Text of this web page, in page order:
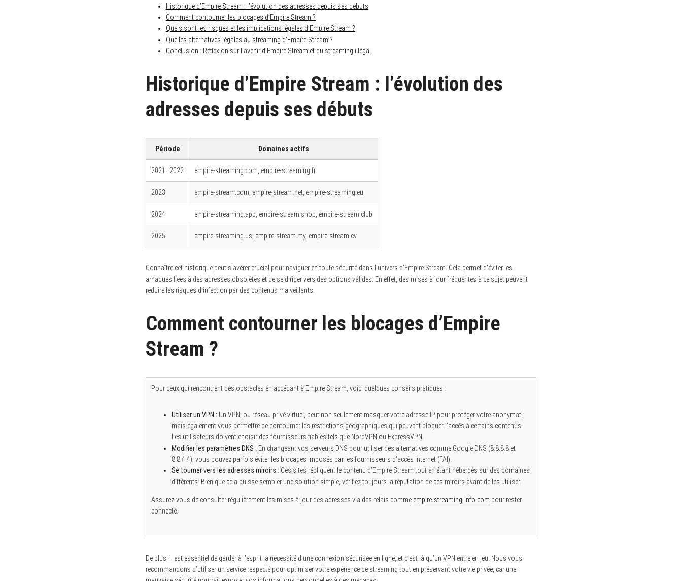
Historique d’Empire Stream : l’évolution des adresses depuis ses débuts
Comment contourner les blocages d’Empire Stream ?
Quels sont les risques et les implications légales d’Empire Stream ?
Quelles alternatives légales au streaming d’Empire Stream ?
Conclusion : Réflexion sur l’avenir d’Empire Stream et du streaming illégal
Historique d’Empire Stream : l’évolution des
adresses depuis ses débuts
Période Domaines actifs
2021–2022 empire-streaming.com, empire-streaming.fr
2023 empire-stream.com, empire-stream.net, empire-streaming.eu
2024 empire-streaming.app, empire-stream.shop, empire-stream.club
2025 empire-streaming.us, empire-stream.my, empire-stream.cv
Connaître cet historique peut s’avérer crucial pour naviguer en toute sécurité dans l’univers d’Empire Stream. Cela permet d’éviter les
arnaques liées à des adresses obsolètes et de se diriger vers des options valides. En effet, des mises à jour fréquentes à ce sujet peuvent
réduire les risques d’infection par des contenus malveillants.
Comment contourner les blocages d’Empire
Stream ?
Pour ceux qui rencontrent des obstacles en accédant à Empire Stream, voici quelques conseils pratiques :
Utiliser un VPN : Un VPN, ou réseau privé virtuel, peut non seulement masquer votre adresse IP pour protéger votre anonymat,
mais également vous permettre de contourner les restrictions géographiques qui peuvent bloquer l’accès à certains contenus.
Les utilisateurs doivent choisir des fournisseurs fiables tels que NordVPN ou ExpressVPN.
Modifier les paramètres DNS : En changeant vos serveurs DNS pour utiliser des alternatives comme Google DNS (8.8.8.8 et
8.8.4.4), vous pouvez parfois éviter les blocages imposés par les fournisseurs d’accès Internet (FAI).
Se tourner vers les adresses miroirs : Ces sites répliquent le contenu d’Empire Stream tout en étant hébergés sur des domaines
différents. Bien que cela puisse sembler une solution simple, vérifiez toujours la réputation de ces miroirs avant de les utiliser.
Assurez-vous de consulter régulièrement les mises à jour des adresses via des relais comme empire-streaming-info.com pour rester
connecté.
De plus, il est essentiel de garder à l’esprit la nécessité d’une connexion sécurisée en ligne, et c’est là qu’un VPN entre en jeu. Nous vous
recommandons d’utiliser un service respecté pour optimiser votre expérience de streaming tout en préservant votre vie privée, car une